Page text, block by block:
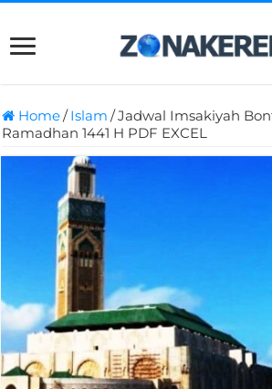
Home/Islam /Jadwal Imsakiyah
Ramadhan 1441 H PDF EXCEL